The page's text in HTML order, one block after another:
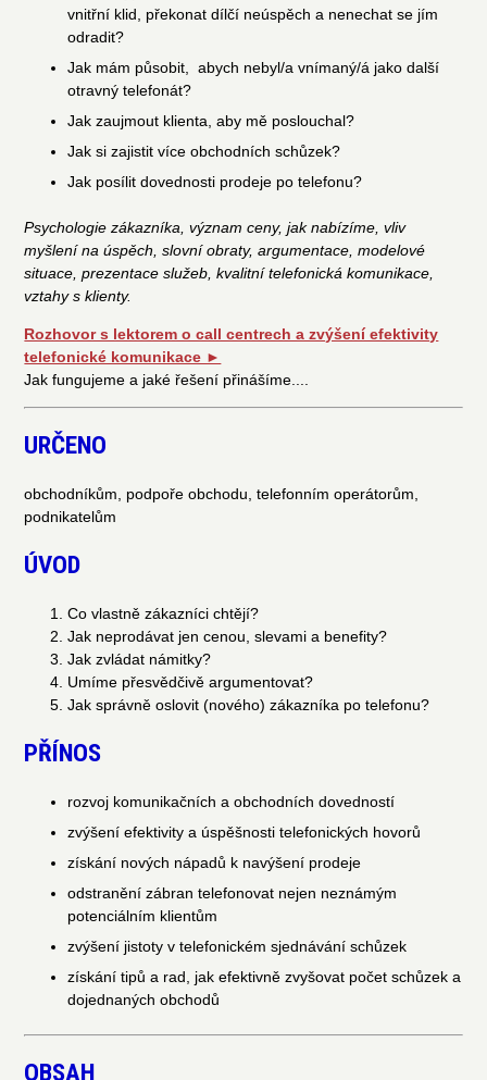
vnitřní klid, překonat dílčí neúspěch a nenechat se jím
odradit?​​
Jak mám působit, abych nebyl/a vnímaný/á jako další
otravný telefonát?
Jak zaujmout klienta, aby mě poslouchal?
​Jak si zajistit více obchodních schůzek?
Jak posílit dovednosti prodeje po telefonu?
Psychologie zákazníka, význam ceny, jak nabízíme, vliv
myšlení na úspěch, slovní obraty, argumentace, modelové
situace, prezentace služeb, kvalitní telefonická komunikace,
vztahy s klienty.
Rozhovor s lektorem o call centrech a zvýšení efektivity
telefonické komunikace ►
Jak fungujeme a jaké řešení přinášíme....
URČENO
obchodníkům, podpoře obchodu, telefonním operátorům,
podnikatelům
ÚVOD
Co vlastně zákazníci chtějí?
Jak neprodávat jen cenou, slevami a benefity?
Jak zvládat námitky?
Umíme přesvědčivě argumentovat?
Jak správně oslovit (nového) zákazníka po telefonu?
PŘÍNOS
rozvoj komunikačních a obchodních dovedností
zvýšení efektivity a úspěšnosti telefonických hovorů
získání nových nápadů k navýšení prodeje
odstranění zábran telefonovat nejen neznámým
potenciálním klientům
zvýšení jistoty v telefonickém sjednávání schůzek
získání tipů a rad, jak efektivně zvyšovat počet schůzek a
dojednaných obchodů
OBSAH